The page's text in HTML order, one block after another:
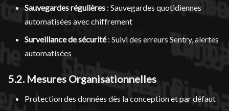
Sauvegardes régulières : Sauvegardes quotidiennes
automatisées avec chiffrement
Surveillance de sécurité: Suivi des erreurs Sentry, alertes
automatisées
5.2. Mesures Organisationnelles
Protection des données dès la conception et par défaut